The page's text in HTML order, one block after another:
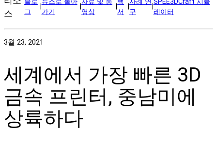
스
그
|
가기
|
영상
|
서
구
|
레이터
3월 23, 2021
세계에서 가장 빠른 3D
금속 프린터, 중남미에
상륙하다